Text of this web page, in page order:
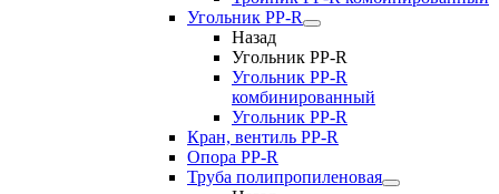
Угольник PP-R
Назад
Угольник PP-R
Угольник РР-R
комбинированный
Угольник РР-R
Кран, вентиль PP-R
Опора PP-R
Труба полипропиленовая